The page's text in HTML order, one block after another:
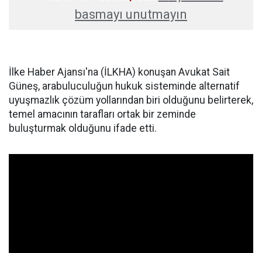
basmayı unutmayın
İlke Haber Ajansı'na (İLKHA) konuşan Avukat Sait
Güneş, arabuluculuğun hukuk sisteminde alternatif
uyuşmazlık çözüm yollarından biri olduğunu belirterek,
temel amacının tarafları ortak bir zeminde
buluşturmak olduğunu ifade etti.